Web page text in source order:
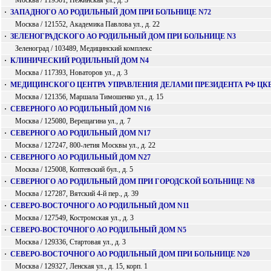
· ЗАПАДНОГО АО РОДИЛЬНЫЙ ДОМ ПРИ БОЛЬНИЦЕ N72
Москва / 121552, Академика Павлова ул., д. 22
· ЗЕЛЕНОГРАДСКОГО АО РОДИЛЬНЫЙ ДОМ ПРИ БОЛЬНИЦЕ N3
Зеленоград / 103489, Медицинский комплекс
· КЛИНИЧЕСКИЙ РОДИЛЬНЫЙ ДОМ N4
Москва / 117393, Новаторов ул., д. 3
· МЕДИЦИНСКОГО ЦЕНТРА УПРАВЛЕНИЯ ДЕЛАМИ ПРЕЗИДЕНТА РФ
Москва / 121356, Маршала Тимошенко ул., д. 15
· СЕВЕРНОГО АО РОДИЛЬНЫЙ ДОМ N16
Москва / 125080, Верещагина ул., д. 7
· СЕВЕРНОГО АО РОДИЛЬНЫЙ ДОМ N17
Москва / 127247, 800-летия Москвы ул., д. 22
· СЕВЕРНОГО АО РОДИЛЬНЫЙ ДОМ N27
Москва / 125008, Коптевский бул., д. 5
· СЕВЕРНОГО АО РОДИЛЬНЫЙ ДОМ ПРИ ГОРОДСКОЙ БОЛЬНИЦЕ N8
Москва / 127287, Вятский 4-й пер., д. 39
· СЕВЕРО-ВОСТОЧНОГО АО РОДИЛЬНЫЙ ДОМ N11
Москва / 127549, Костромская ул., д. 3
· СЕВЕРО-ВОСТОЧНОГО АО РОДИЛЬНЫЙ ДОМ N5
Москва / 129336, Стартовая ул., д. 3
· СЕВЕРО-ВОСТОЧНОГО АО РОДИЛЬНЫЙ ДОМ ПРИ БОЛЬНИЦЕ N20
Москва / 129327, Ленская ул., д. 15, корп. 1